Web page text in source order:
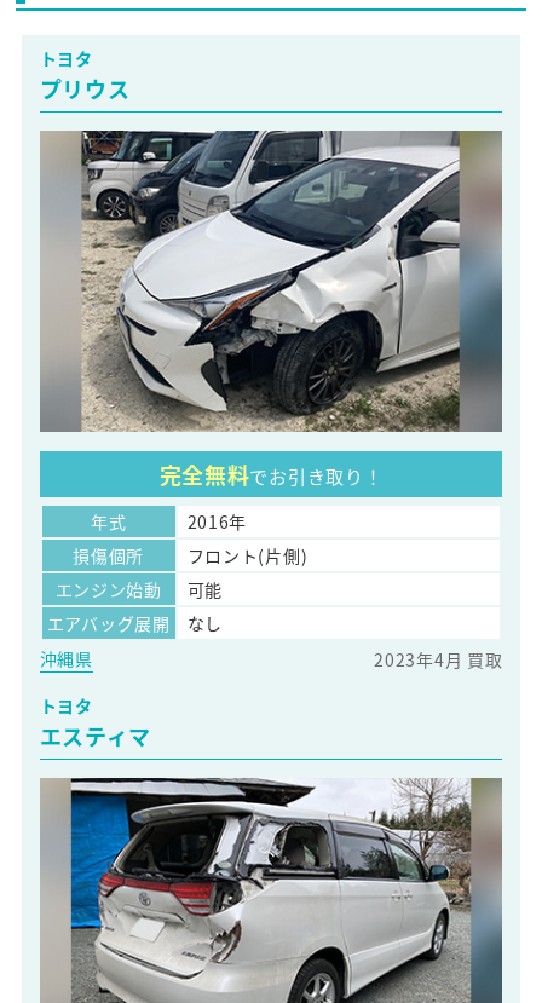
トヨタ
プリウス
完全無料でお引き取り！
年式
2016年
損傷個所
フロント(片側)
エンジン始動
可能
エアバッグ展開
なし
沖縄県
2023年4月 買取
トヨタ
エスティマ